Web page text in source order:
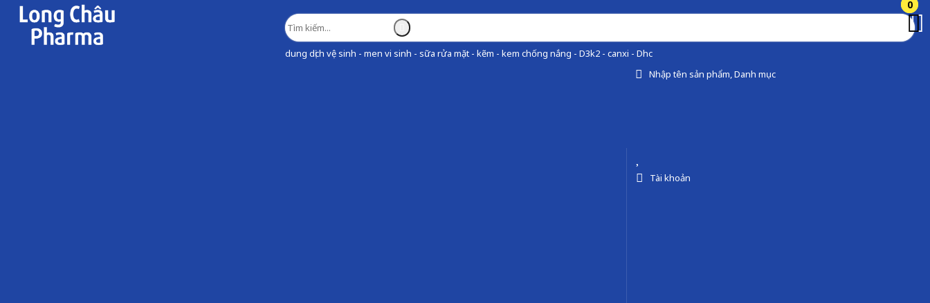
dung dịch vệ sinh - men vi sinh - sữa rửa mặt - kẽm - kem chống nắng - D3k2 - canxi - Dhc
Nhập tên sản phẩm, Danh mục
0
Tài khoản
0